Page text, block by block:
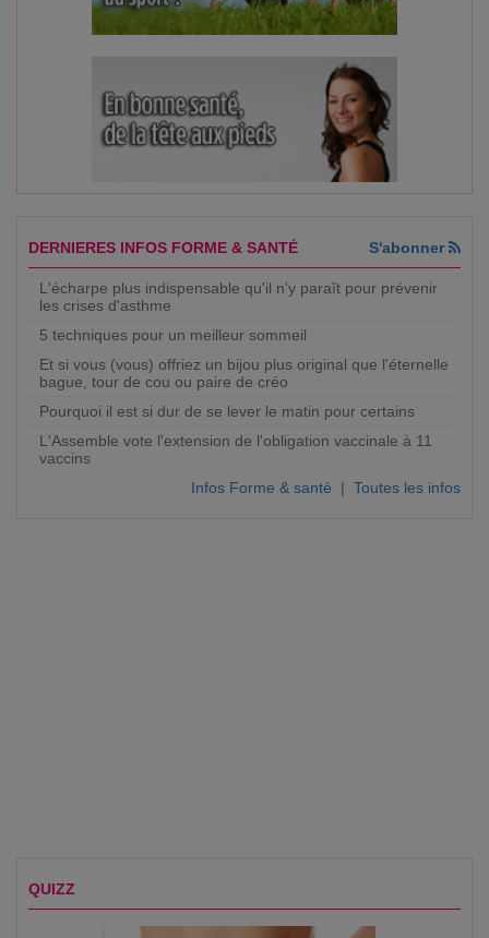
DERNIERES INFOS FORME & SANTÉ S'abonner
L'écharpe plus indispensable qu'il n'y paraît pour prévenir
les crises d'asthme
5 techniques pour un meilleur sommeil
Et si vous (vous) offriez un bijou plus original que l'éternelle
bague, tour de cou ou paire de créo
Pourquoi il est si dur de se lever le matin pour certains
L'Assemble vote l'extension de l'obligation vaccinale à 11
vaccins
Infos Forme & santé | Toutes les infos
QUIZZ